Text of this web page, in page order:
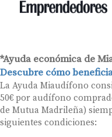
*Ayuda económica de
Descubre cómo
La Ayuda Miaudífono
50€ por audífono
de Mutua Madrileña)
siguientes condiciones: